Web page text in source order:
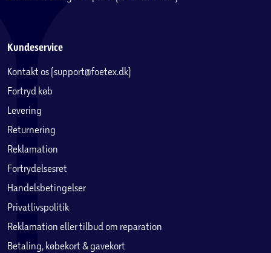
Kundeservice
Kontakt os (support@foetex.dk)
Fortryd køb
Levering
Returnering
Reklamation
Fortrydelsesret
Handelsbetingelser
Privatlivspolitik
Reklamation eller tilbud om reparation
Betaling, købekort & gavekort